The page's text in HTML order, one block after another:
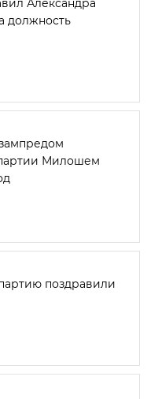
Александра
должность
Милошем
поздравили